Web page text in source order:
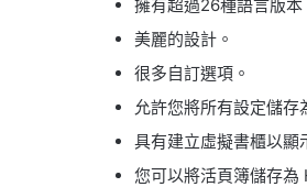
擁有超過26種語言版本
美麗的設計。
很多自訂選項。
允許您將所有設定儲存
具有建立虛擬書櫃以顯
您可以將活頁簿儲存為